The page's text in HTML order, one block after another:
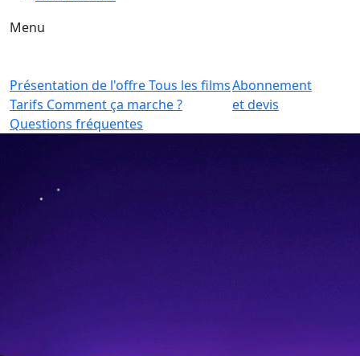
Menu
Présentation de l'offreTous les films
Tarifs Comment ça marche ?
Questions fréquentes
Abonnement
et devis